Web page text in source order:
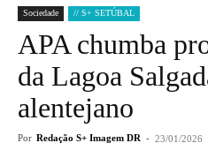
Sociedade // S+ SETÚBAL
APA chumba
da Lagoa
alentejano
Por Redação S+ Imagem DR - 23/01/2026